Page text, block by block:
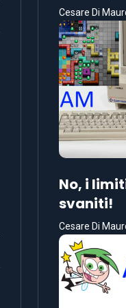
Cesare Di
No, i
svaniti!
Cesare Di